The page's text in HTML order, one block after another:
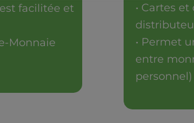
facilitée et
Monnaie
• Cartes
• Permet
entre
personnel)